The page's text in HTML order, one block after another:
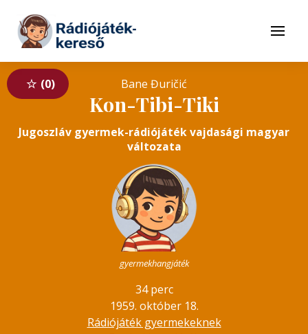
Tovább a tartalomhoz
Menü
0 Bane Đuričić
Kon-Tibi-Tiki
Jugoszláv gyermek-rádiójáték vajdasági magyar
változata
gyermekhangjáték
34 perc
1959. október 18.
Rádiójáték gyermekeknek